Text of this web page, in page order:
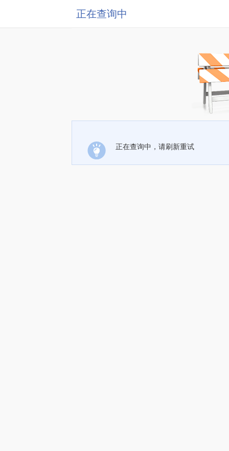
正在查询中
正在查询中，请刷新重试